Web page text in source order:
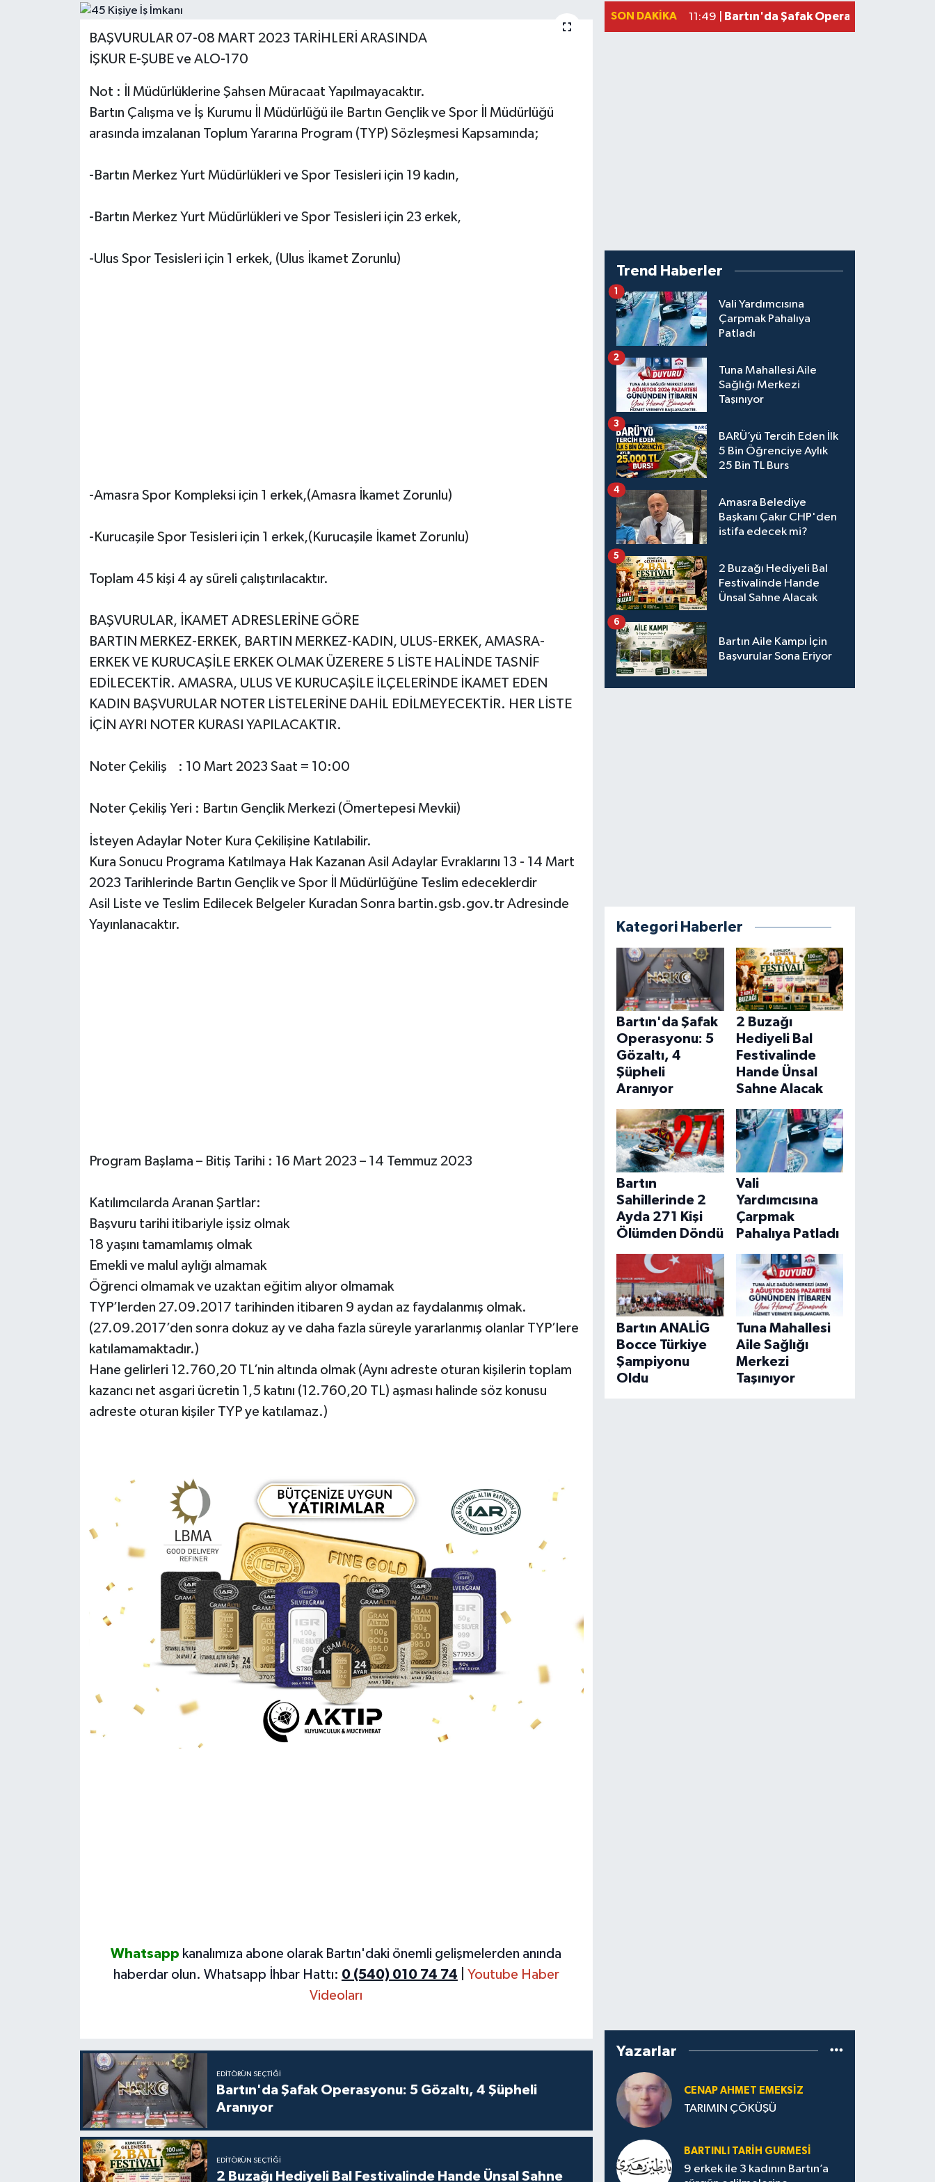
BAŞVURULAR 07-08 MART 2023 TARİHLERİ ARASINDA
İŞKUR E-ŞUBE ve ALO-170
Not : İl Müdürlüklerine Şahsen Müracaat Yapılmayacaktır.
Bartın Çalışma ve İş Kurumu İl Müdürlüğü ile Bartın Gençlik ve Spor İl Müdürlüğü
arasında imzalanan Toplum Yararına Program (TYP) Sözleşmesi Kapsamında;
-Bartın Merkez Yurt Müdürlükleri ve Spor Tesisleri için 19 kadın,
-Bartın Merkez Yurt Müdürlükleri ve Spor Tesisleri için 23 erkek,
-Ulus Spor Tesisleri için 1 erkek, (Ulus İkamet Zorunlu)
-Amasra Spor Kompleksi için 1 erkek,(Amasra İkamet Zorunlu)
-Kurucaşile Spor Tesisleri için 1 erkek,(Kurucaşile İkamet Zorunlu)
Toplam 45 kişi 4 ay süreli çalıştırılacaktır.
BAŞVURULAR, İKAMET ADRESLERİNE GÖRE
BARTIN MERKEZ-ERKEK, BARTIN MERKEZ-KADIN, ULUS-ERKEK, AMASRA-
ERKEK VE KURUCAŞİLE ERKEK OLMAK ÜZERERE 5 LİSTE HALİNDE TASNİF
EDİLECEKTİR. AMASRA, ULUS VE KURUCAŞİLE İLÇELERİNDE İKAMET EDEN
KADIN BAŞVURULAR NOTER LİSTELERİNE DAHİL EDİLMEYECEKTİR. HER LİSTE
İÇİN AYRI NOTER KURASI YAPILACAKTIR.
Noter Çekiliş : 10 Mart 2023 Saat = 10:00
Noter Çekiliş Yeri : Bartın Gençlik Merkezi (Ömertepesi Mevkii)
İsteyen Adaylar Noter Kura Çekilişine Katılabilir.
Kura Sonucu Programa Katılmaya Hak Kazanan Asil Adaylar Evraklarını 13 - 14 Mart
2023 Tarihlerinde Bartın Gençlik ve Spor İl Müdürlüğüne Teslim edeceklerdir
Asil Liste ve Teslim Edilecek Belgeler Kuradan Sonra bartin.gsb.gov.tr Adresinde
Yayınlanacaktır.
Program Başlama – Bitiş Tarihi : 16 Mart 2023 – 14 Temmuz 2023
Katılımcılarda Aranan Şartlar:
Başvuru tarihi itibariyle işsiz olmak
18 yaşını tamamlamış olmak
Emekli ve malul aylığı almamak
Öğrenci olmamak ve uzaktan eğitim alıyor olmamak
TYP’lerden 27.09.2017 tarihinden itibaren 9 aydan az faydalanmış olmak.
(27.09.2017’den sonra dokuz ay ve daha fazla süreyle yararlanmış olanlar TYP’lere
katılamamaktadır.)
Hane gelirleri 12.760,20 TL’nin altında olmak (Aynı adreste oturan kişilerin toplam
kazancı net asgari ücretin 1,5 katını (12.760,20 TL) aşması halinde söz konusu
adreste oturan kişiler TYP ye katılamaz.)
Whatsapp kanalımıza abone olarak Bartın'daki önemli gelişmelerden anında
haberdar olun. Whatsapp İhbar Hattı: 0 (540) 010 74 74
Youtube Haber
Videoları
EDITÖRÜN SEÇTIĞI
Bartın'da Şafak Operasyonu: 5 Gözaltı, 4 Şüpheli
Aranıyor
EDITÖRÜN SEÇTIĞI
2 Buzağı Hediyeli Bal Festivalinde Hande Ünsal Sahne
SON DAKIKA 11:49 | Bartın'da Şafak Operasyonu: 5
Trend Haberler
Vali Yardımcısına
Çarpmak Pahalıya
Patladı
1
Tuna Mahallesi Aile
Sağlığı Merkezi
Taşınıyor
2
BARÜ’yü Tercih Eden İlk
5 Bin Öğrenciye Aylık
25 Bin TL Burs
3
Amasra Belediye
Başkanı Çakır CHP'den
istifa edecek mi?
4
2 Buzağı Hediyeli Bal
Festivalinde Hande
Ünsal Sahne Alacak
5
Bartın Aile Kampı İçin
Başvurular Sona Eriyor
6
Kategori Haberler
Bartın'da Şafak
Operasyonu: 5
Gözaltı, 4
Şüpheli
Aranıyor
2 Buzağı
Hediyeli Bal
Festivalinde
Hande Ünsal
Sahne Alacak
Bartın
Sahillerinde 2
Ayda 271 Kişi
Ölümden Döndü
Vali
Yardımcısına
Çarpmak
Pahalıya Patladı
Bartın ANALİG
Bocce Türkiye
Şampiyonu
Oldu
Tuna Mahallesi
Aile Sağlığı
Merkezi
Taşınıyor
Yazarlar
CENAP AHMET EMEKSİZ
TARIMIN ÇÖKÜŞÜ
BARTINLI TARIH GURMESI
9 erkek ile 3 kadının Bartın’a
Sivil Toplum